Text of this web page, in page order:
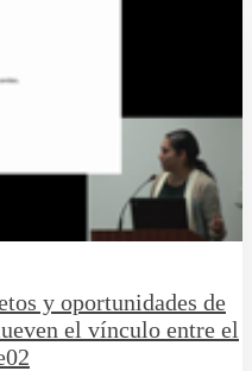
y oportunidades de
el vínculo entre el